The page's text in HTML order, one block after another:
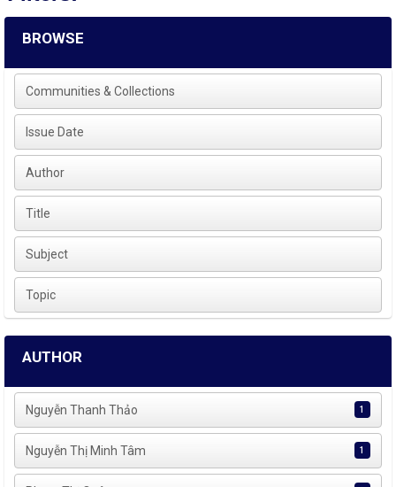
BROWSE
Communities & Collections
Issue Date
Author
Title
Subject
Topic
AUTHOR
Nguyễn Thanh Thảo 1
Nguyễn Thị Minh Tâm 1